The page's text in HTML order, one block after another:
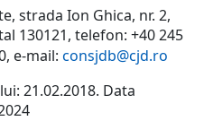
strada Ion Ghica, nr. 2,
130121, telefon: +40 245
e-mail: consjdb@cjd.ro
21.02.2018. Data